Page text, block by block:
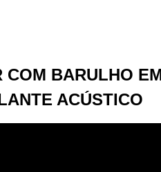
COM BARULHO
ACÚSTICO